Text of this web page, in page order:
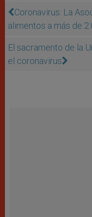
Coronavirus: La
alimentos a más de
El sacramento de la
el coronavirus